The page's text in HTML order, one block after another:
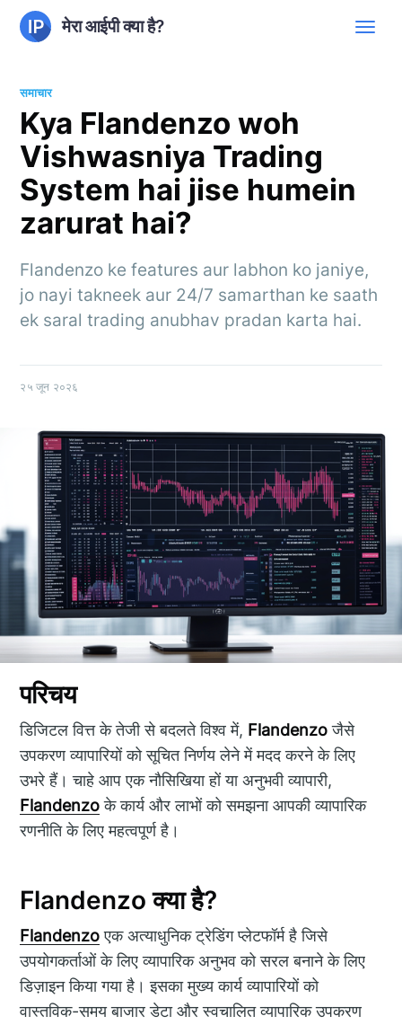
मेरा आईपी क्या है?
समाचार
Kya Flandenzo woh
Vishwasniya Trading
System hai jise humein
zarurat hai?
Flandenzo ke features aur labhon ko janiye,
jo nayi takneek aur 24/7 samarthan ke saath
ek saral trading anubhav pradan karta hai.
२५ जून २०२६
परिचय
डिजिटल वित्त के तेजी से बदलते विश्व में, Flandenzoजैसे
उपकरण व्यापारियों को सूचित निर्णय लेने में मदद करने के लिए
उभरे हैं। चाहे आप एक नौसिखिया हों या अनुभवी व्यापारी,
Flandenzoके कार्य और लाभों को समझना आपकी व्यापारिक
रणनीति के लिए महत्वपूर्ण है।
Flandenzo क्या है?
Flandenzoएक अत्याधुनिक ट्रेडिंग प्लेटफॉर्म है जिसे
उपयोगकर्ताओं के लिए व्यापारिक अनुभव को सरल बनाने के लिए
डिज़ाइन किया गया है। इसका मुख्य कार्य व्यापारियों को
वास्तविक-समय बाजार डेटा और स्वचालित व्यापारिक उपकरण